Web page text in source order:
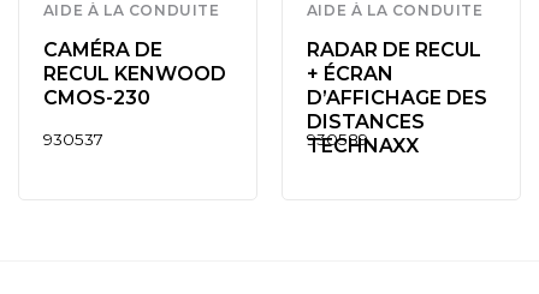
AIDE À LA CONDUITE
CAMÉRA DE
RECUL KENWOOD
CMOS-230
930537
AIDE À LA CONDUITE
RADAR DE RECUL
+ ÉCRAN
D’AFFICHAGE DES
DISTANCES
TECHNAXX
930589